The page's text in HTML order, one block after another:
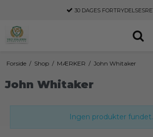
30 DAGESFORTRYDELSESRET
Forside / Shop / MÆRKER / John Whitaker
John Whitaker
Ingen produkter fundet.